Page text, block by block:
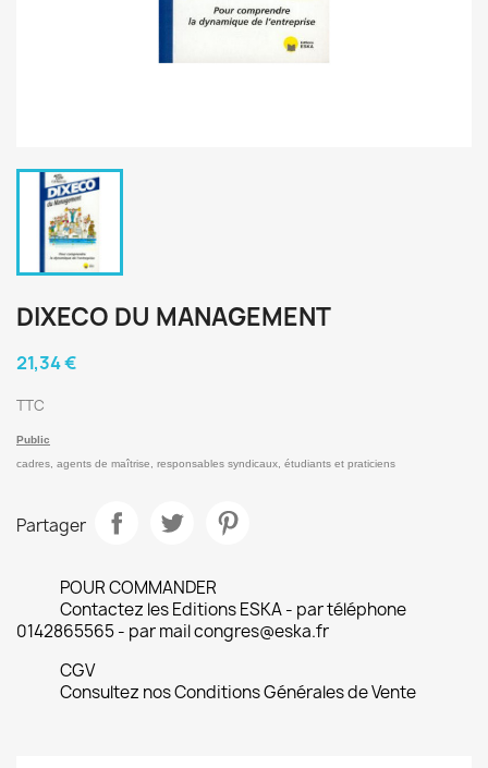
DIXECO DU MANAGEMENT
21,34 €
TTC
Public
cadres, agents de maîtrise, responsables syndicaux, étudiants et praticiens
Partager
POUR COMMANDER
Contactez les Editions ESKA - par téléphone
0142865565 - par mail congres@eska.fr
CGV
Consultez nos Conditions Générales de Vente